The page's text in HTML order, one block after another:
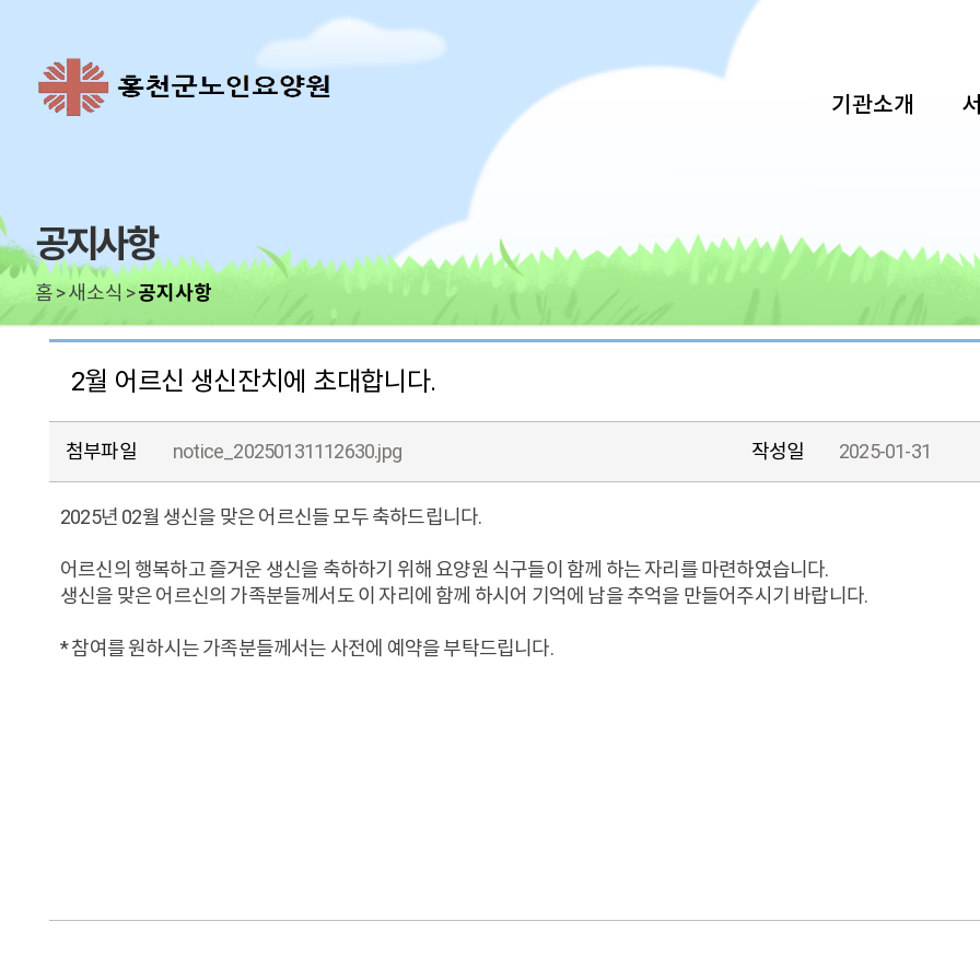
기관소개
공지사항
홈 새소식 공지사항
2월 어르신 생신잔치에 초대합니다.
첨부파일 notice_20250131112630.jpg 작성일 2025-01-31
2025년 02월 생신을 맞은 어르신들 모두 축하드립니다.
어르신의 행복하고 즐거운 생신을 축하하기 위해 요양원 식구들이 함께 하는 자리를 마련하였습니다.
생신을 맞은 어르신의 가족분들께서도 이 자리에 함께 하시어 기억에 남을 추억을 만들어주시기 바랍니다.
* 참여를 원하시는 가족분들께서는 사전에 예약을 부탁드립니다.